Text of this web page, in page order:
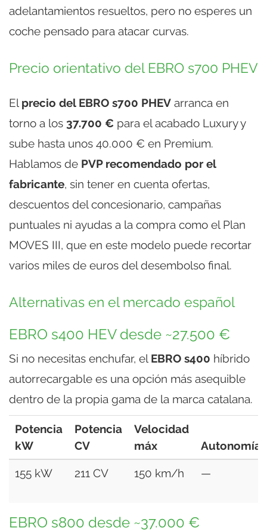
adelantamientos resueltos, pero no esperes un
coche pensado para atacar curvas.
Precio orientativo del EBRO s700 PHEV
El precio del EBRO s700 PHEV arranca en
torno a los 37.700 € para el acabado Luxury y
sube hasta unos 40.000 € en Premium.
Hablamos de PVP recomendado por el
fabricante, sin tener en cuenta ofertas,
descuentos del concesionario, campañas
puntuales ni ayudas a la compra como el Plan
MOVES III, que en este modelo puede recortar
varios miles de euros del desembolso final.
Alternativas en el mercado español
EBRO s400 HEV desde ~27.500 €
Si no necesitas enchufar, el EBRO s400 híbrido
autorrecargable es una opción más asequible
dentro de la propia gama de la marca catalana.
Potencia
kW
Potencia
CV
Velocidad
máx
Autonomía
155 kW 211 CV 150 km/h —
EBRO s800 desde ~37.000 €